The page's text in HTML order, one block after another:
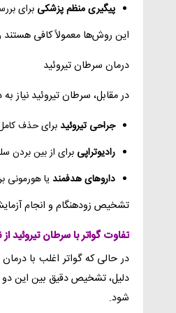
پیگیری منظم پزشکی برای
این روش‌ها معمولاً کافی
درمان سرطان تیروئید
در مقابل، سرطان تیروئید
جراحی تیروئیدبرای حذف
رادیوتراپی برای از بین بردن
داروهای هدفمندیا هورمونی
تشخیص زودهنگام و انجام
تفاوت گواتر با سرطان تیروئید
در حالی که گواتر اغلب با
دلیل، تشخیص دقیق بین این دو
شود.